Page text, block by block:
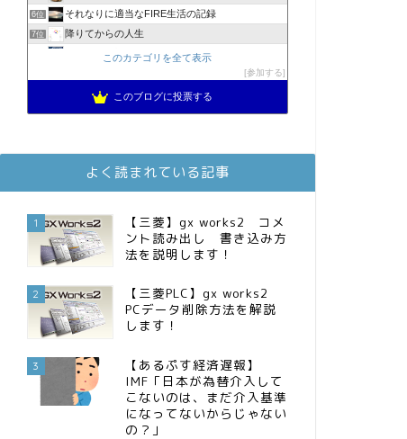
6位 それなりに適当なFIRE生活の記録
7位 降りてからの人生
2023年(46歳)FIRE！！！＠20XX年FIRE！！！
スパコンSEが効率的投資で一家セミリタイアするブログ
11位 MBAのインデックス投資日記
13位 庶民的家族がインデックス投資でセミリタイア目指してみた
FPが実践するお金の知恵を磨く勉強会
15位 インデックス投資でも富裕層
このカテゴリを全て表示
参加する
このブログに投票する
よく読まれている記事
1
【三菱】gx works2 コメ
ント読み出し 書き込み方
法を説明します！
2
【三菱PLC】gx works2
PCデータ削除方法を解説
します！
3
【あるぷす経済遅報】
IMF「日本が為替介入して
こないのは、まだ介入基準
になってないからじゃない
の？」